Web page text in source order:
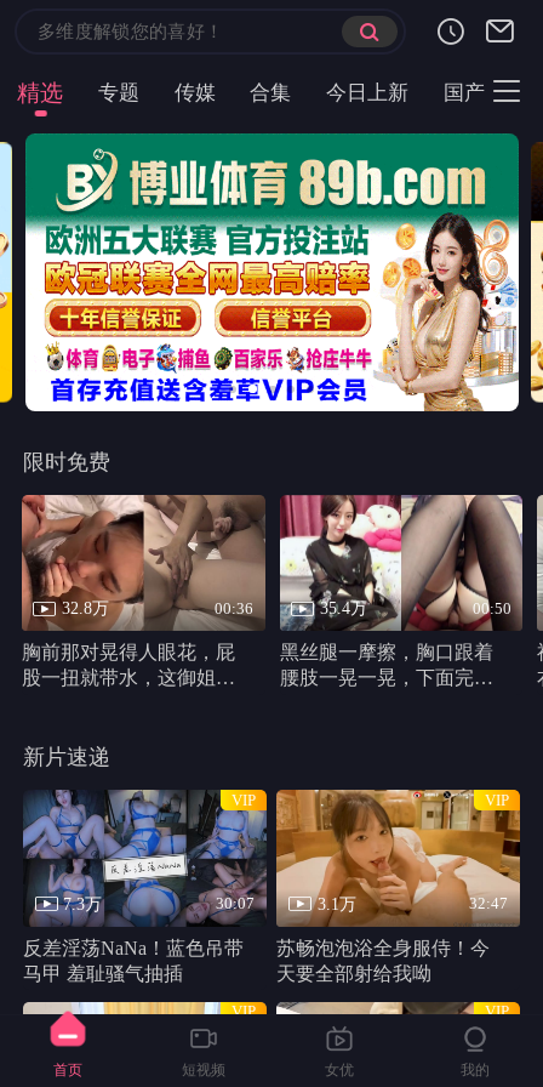
精选 专题 传媒 合集 今日上新 国产
限时免费
32.8万 00:36
胸前那对晃得人眼花，屁
股一扭就带水，这御姐身
35.4万 00:50
黑丝腿一摩擦，胸口跟着
腰肢一晃一晃，下面完全
新片速递
7.3万 30:07
VIP
反差淫荡NaNa！蓝色吊带
马甲 羞耻骚气抽插
3.1万 32:47
VIP
苏畅泡泡浴全身服侍！今
天要全部射给我呦
VIP VIP
首页 短视频 女优 我的